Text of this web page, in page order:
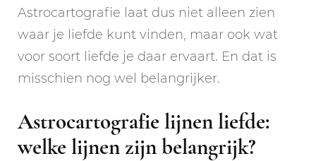
Astrocartografie laat dus niet alleen zien
waar je liefde kunt vinden, maar ook wat
voor soort liefde je daar ervaart. En dat is
misschien nog wel belangrijker.
Astrocartografie lijnen liefde:
welke lijnen zijn belangrijk?